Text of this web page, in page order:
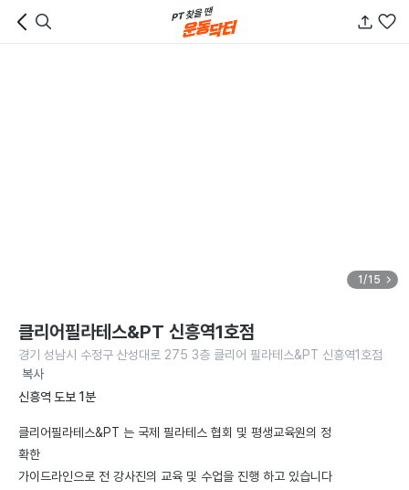
1/15
클리어필라테스&PT 신흥역1호점
경기 성남시 수정구 산성대로 275 3층 클리어 필라테스&PT 신흥역1호점
복사
신흥역 도보 1분
클리어필라테스&PT 는 국제 필라테스 협회 및 평생교육원의 정
확한
가이드라인으로 전 강사진의 교육 및 수업을 진행 하고 있습니다